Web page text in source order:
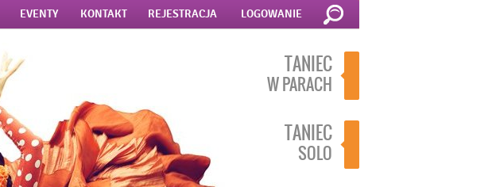
EVENTY KONTAKT REJESTRACJA LOGOWANIE
TANIEC
W PARACH
TANIEC
SOLO